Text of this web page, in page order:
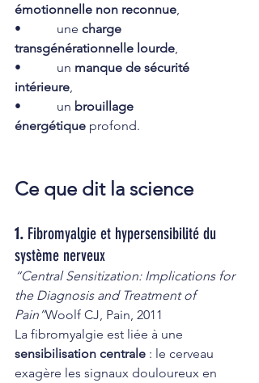
émotionnelle non reconnue,
•           une charge
transgénérationnelle lourde,
•           un manque de sécurité
intérieure,
•           un brouillage
énergétique profond.
Ce que dit la science
1. Fibromyalgie et hypersensibilité du
système nerveux
“Central Sensitization: Implications for
the Diagnosis and Treatment of
Pain”Woolf CJ, Pain, 2011
La fibromyalgie est liée à une
sensibilisation centrale : le cerveau
exagère les signaux douloureux en